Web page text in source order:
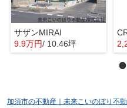
サザンMIRAI
9.9万円/ 10.46坪
加須市の不動産｜未来こいのぼり不